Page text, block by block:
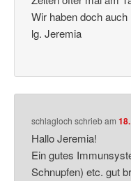
Wir haben doch
lg. Jeremia
schlagloch schriebam
Hallo Jeremia!
Ein gutes
Schnupfen) etc. gut